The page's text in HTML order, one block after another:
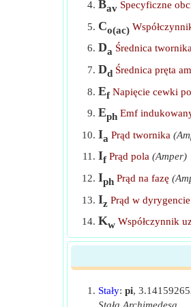
Specyficzne obciążenie
Specyficzne obciążenie
Specyficzne obciążenie
Średnica pręta
Średnica twornika za
Strumień na biegun przy
Współczynnik
Współczynnik
Bav Specyficzne
Co(ac)
Da Średnica
Dd Średnica pręta
Ef Napięcie cewki
Eph Emf
Ia Prąd twornika
If Prąd pola (Amper)
Iph Prąd na fazę
Iz Prąd w dyrygencie
Kw Współczynnik
La Długość rdzenia
Ld Długość paska
Llimit Wartość
Stały: pi,